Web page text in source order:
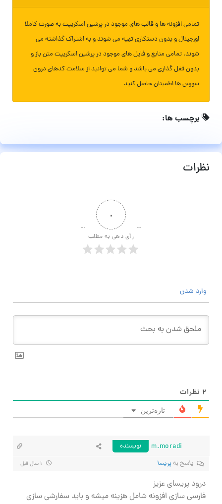
تمامی افزونه ها و قالب های موجود در پرشین اسکریپت به صورت کاملا
اورجینال و بدون دستکاری تهیه می شوند و به اشتراک گذاشته می
شوند. تمامی منابع و فایل های موجود در پرشین اسکریپت متن باز و
بدون قفل گذاری می باشد و شما می توانید از سلامت کدهای درون
سورس ها اطمینان حاصل کنید
برچسب ها:
نظرات
۰
رأی دهی به مطلب
وارد شدن
۲ نظرات
تازه‌ترین
m.moradi
نویسنده
پاسخ بهپریسا
درود پریسای عزیز
فارسی سازی افزونه شامل هزینه میشه و باید سفارشی سازی